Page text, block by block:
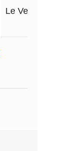
Le Vesinet III